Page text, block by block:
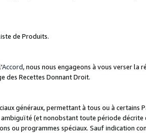
de Produits.
Accord, nous nous engageons à vous verser la
des Recettes Donnant Droit.
généraux, permettant à tous ou à certains
(et nonobstant toute période décrite
ou programmes spéciaux. Sauf indication